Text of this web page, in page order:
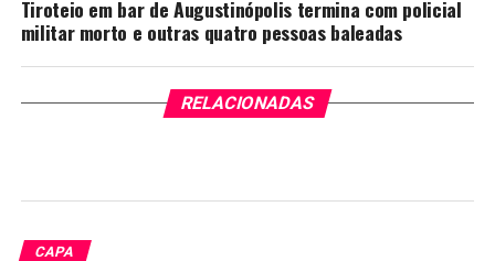
Tiroteio em bar de Augustinópolis termina com policial
militar morto e outras quatro pessoas baleadas
RELACIONADAS
CAPA